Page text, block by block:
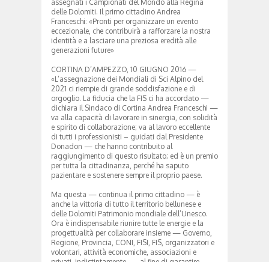
assegnati i Campionati del Mondo alla Regina
delle Dolomiti. Il primo cittadino Andrea
Franceschi: «Pronti per organizzare un evento
eccezionale, che contribuirà a rafforzare la nostra
identità e a lasciare una preziosa eredità alle
generazioni future»
CORTINA D’AMPEZZO, 10 GIUGNO 2016 —
«L’assegnazione dei Mondiali di Sci Alpino del
2021 ci riempie di grande soddisfazione e di
orgoglio. La fiducia che la FIS ci ha accordato —
dichiara il Sindaco di Cortina Andrea Franceschi —
va alla capacità di lavorare in sinergia, con solidità
e spirito di collaborazione; va al lavoro eccellente
di tutti i professionisti – guidati dal Presidente
Donadon — che hanno contribuito al
raggiungimento di questo risultato; ed è un premio
per tutta la cittadinanza, perché ha saputo
pazientare e sostenere sempre il proprio paese.
Ma questa — continua il primo cittadino — è
anche la vittoria di tutto il territorio bellunese e
delle Dolomiti Patrimonio mondiale dell’Unesco.
Ora è indispensabile riunire tutte le energie e la
progettualità per collaborare insieme — Governo,
Regione, Provincia, CONI, FISI, FIS, organizzatori e
volontari, attività economiche, associazioni e